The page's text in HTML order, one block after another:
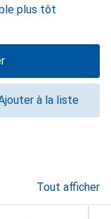
plus tôt
à la liste
Tout afficher